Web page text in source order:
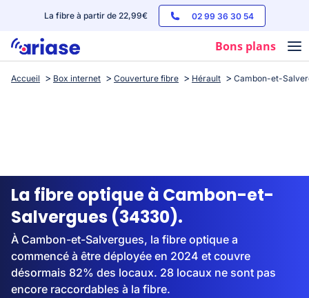
La fibre à partir de 22,99€ 02 99 36 30 54
Bons plans
Box internet
Streaming
Accueil Box internet Couverture fibre Hérault Cambon-et-
La fibre optique à Cambon-et-
Salvergues (34330).
À Cambon-et-Salvergues, la fibre optique a
commencé à être déployée en 2024 et couvre
désormais 82% des locaux. 28 locaux ne sont pas
encore raccordables à la fibre.